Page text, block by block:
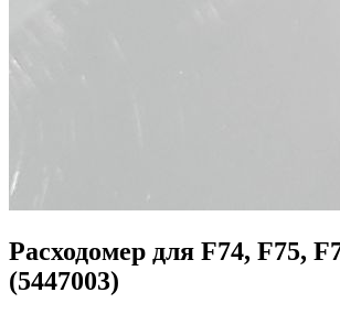
Расходомер для F74, F75,
(5447003)